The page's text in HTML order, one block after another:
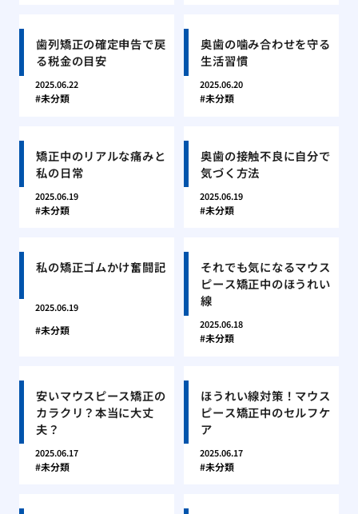
歯列矯正の確定申告で戻
る税金の目安
2025.06.22
未分類
奥歯の噛み合わせを守る
生活習慣
2025.06.20
未分類
矯正中のリアルな痛みと
私の日常
2025.06.19
未分類
奥歯の接触不良に自分で
気づく方法
2025.06.19
未分類
私の矯正ゴムかけ奮闘記
2025.06.19
未分類
それでも気になるマウス
ピース矯正中のほうれい
線
2025.06.18
未分類
安いマウスピース矯正の
カラクリ？本当に大丈
夫？
2025.06.17
未分類
ほうれい線対策！マウス
ピース矯正中のセルフケ
ア
2025.06.17
未分類